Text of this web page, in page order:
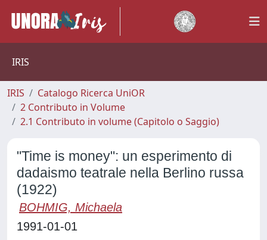
IRIS
IRIS
Catalogo Ricerca UniOR
2 Contributo in Volume
2.1 Contributo in volume (Capitolo o Saggio)
"Time is money": un esperimento di
dadaismo teatrale nella Berlino russa
(1922)
BOHMIG, Michaela
1991-01-01